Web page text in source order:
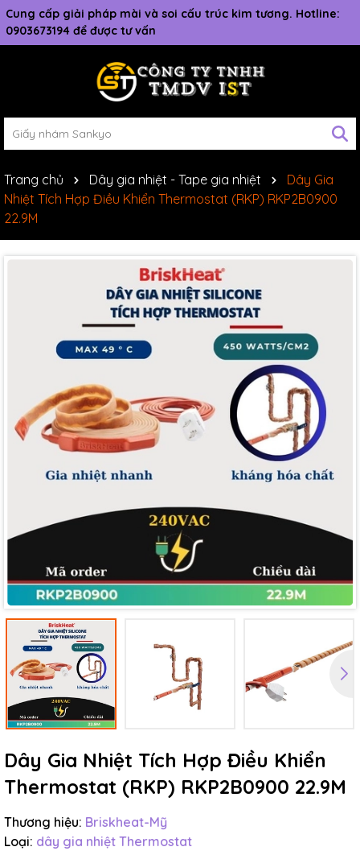
Cung cấp giải pháp mài và soi cấu trúc kim tương. Hotline:
0903673194 để được tư vấn
Trang chủ Dây gia nhiệt - Tape gia nhiệt
Dây Gia
Nhiệt Tích Hợp Điều Khiển Thermostat (RKP) RKP2B0900
22.9M
Dây Gia Nhiệt Tích Hợp Điều Khiển
Thermostat (RKP) RKP2B0900 22.9M
Thương hiệu: Briskheat-Mỹ
Loại: dây gia nhiệt Thermostat
Mã giảm giá:
Điều kiện: